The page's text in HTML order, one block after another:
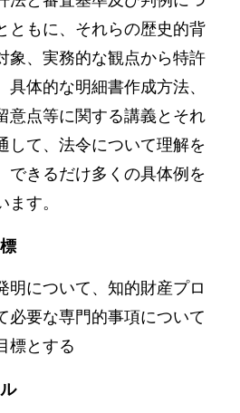
ともに、それらの歴史的背
象、実務的な観点から特許
体的な明細書作成方法、
意点等に関する講義とそれ
して、法令について理解を
できるだけ多くの具体例を
す。
明について、知的財産プロ
必要な専門的事項について
標とする